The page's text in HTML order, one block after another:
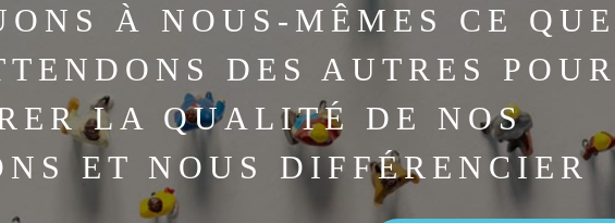
À NOUS-MÊMES CE
DES AUTRES
LA QUALITÉ DE NOS
ET NOUS DIFFÉRENCIER